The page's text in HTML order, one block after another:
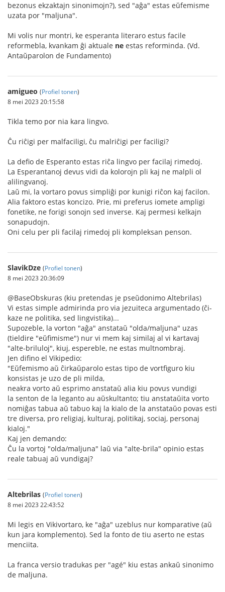
bezonus ekzaktajn sinonimojn?), sed "aĝa" estas eŭfemisme
uzata por "maljuna".
Mi volis nur montri, ke esperanta literaro estus facile
reformebla, kvankam ĝi aktuale ne estas reforminda. (Vd.
Antaŭparolon de Fundamento)
amigueo (Profiel tonen)
8 mei 2023 20:15:58
Tikla temo por nia kara lingvo.
Ĉu riĉigi per malfaciligi, ĉu malriĉigi per faciligi?
La defio de Esperanto estas riĉa lingvo per facilaj rimedoj.
La Esperantanoj devus vidi da kolorojn pli kaj ne malpli ol
alilingvanoj.
Laŭ mi, la vortaro povus simpliĝi por kunigi riĉon kaj facilon.
Alia faktoro estas koncizo. Prie, mi preferus iomete ampligi
fonetike, ne forigi sonojn sed inverse. Kaj permesi kelkajn
sonapudojn.
Oni celu per pli facilaj rimedoj pli kompleksan penson.
SlavikDze (Profiel tonen)
8 mei 2023 20:36:09
@BaseObskuras (kiu pretendas je pseŭdonimo Altebrilas)
Vi estas simple admirinda pro via jezuiteca argumentado (ĉi-
kaze ne politika, sed lingvistika)...
Supozeble, la vorton "aĝa" anstataŭ "olda/maljuna" uzas
(tieldire "eŭfimisme") nur vi mem kaj similaj al vi kartavaj
"alte-briluloj", kiuj, espereble, ne estas multnombraj.
Jen difino el Vikipedio:
"Eŭfemismo aŭ ĉirkaŭparolo estas tipo de vortfiguro kiu
konsistas je uzo de pli milda,
neakra vorto aŭ esprimo anstataŭ alia kiu povus vundigi
la senton de la leganto au aŭskultanto; tiu anstataŭita vorto
nomiĝas tabua aŭ tabuo kaj la kialo de la anstataŭo povas esti
tre diversa, pro religiaj, kulturaj, politikaj, sociaj, personaj
kialoj."
Kaj jen demando:
Ĉu la vortoj "olda/maljuna" laŭ via "alte-brila" opinio estas
reale tabuaj aŭ vundigaj?
Altebrilas (Profiel tonen)
8 mei 2023 22:43:52
Mi legis en Vikivortaro, ke "aĝa" uzeblus nur komparative (aŭ
kun jara komplemento). Sed la fonto de tiu aserto ne estas
menciita.
La franca versio tradukas per "agé" kiu estas ankaŭ sinonimo
de maljuna.